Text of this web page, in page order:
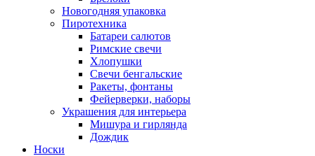
Новогодняя упаковка
Пиротехника
Батареи салютов
Римские свечи
Хлопушки
Свечи бенгальские
Ракеты, фонтаны
Фейерверки, наборы
Украшения для интерьера
Мишура и гирлянда
Дождик
Носки